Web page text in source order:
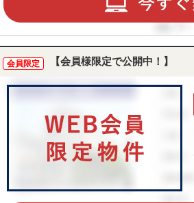
会員限定 【会員様限定で公開中！】